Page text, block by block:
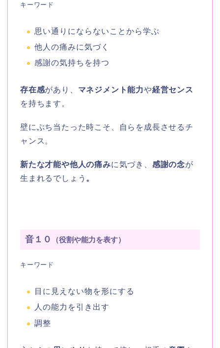
キーワード
思い通りにならないことから学ぶ
他人の痛みに気づく
感謝の気持ちを持つ
存在感があり、 マネジメント能力や経営センス
を持ちます。
壁にぶち当たった時こそ、自らを成長させるチ
ャンス。
新たな才能や他人の痛みに気づき、 感謝の念が
生まれるでしょう 。
音１０ （役割や能力を表す）
キーワード
目に見えない物を形にする
人の能力を引き出す
調整